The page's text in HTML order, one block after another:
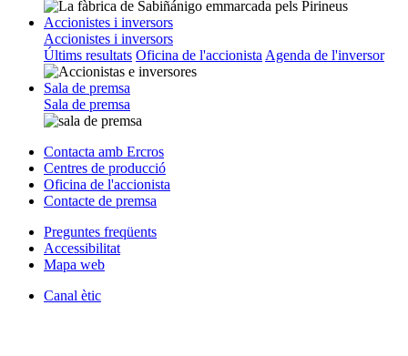
Accionistes i inversors
Accionistes i inversors
Últims resultats Oficina de l'accionista Agenda de l'inversor
Sala de premsa
Sala de premsa
Contacta amb Ercros
Centres de producció
Oficina de l'accionista
Contacte de premsa
Preguntes freqüents
Accessibilitat
Mapa web
Canal ètic